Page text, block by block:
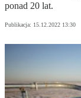
ponad 20 lat.
Publikacja: 15.12.2022 13:30